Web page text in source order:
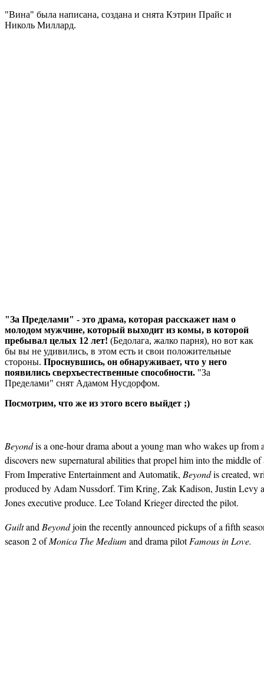
"Вина" была написана, создана и снята Кэтрин Прайс и
Николь Миллард.
"За Пределами" - это драма, которая расскажет нам о
молодом мужчине, который выходит из комы, в которой
пребывал целых 12 лет! (Бедолага, жалко парня), но вот как
бы вы не удивились, в этом есть и свои положительные
стороны. Проснувшись, он обнаруживает, что у него
появились сверхъестественные способности. "За
Пределами" снят Адамом Нусдорфом.
Посмотрим, что же из этого всего выйдет ;)
Beyondis a one-hour drama about a young man who wakes up from
discovers new supernatural abilities that propel him into the middle of
From Imperative Entertainment and Automatik, Beyondis created,
produced by Adam Nussdorf. Tim Kring, Zak Kadison, Justin Levy
Jones executive produce. Lee Toland Krieger directed the pilot.
Guiltand Beyondjoin the recently announced pickups of a fifth
season 2 ofMonica The Medium and drama pilotFamous in Love.